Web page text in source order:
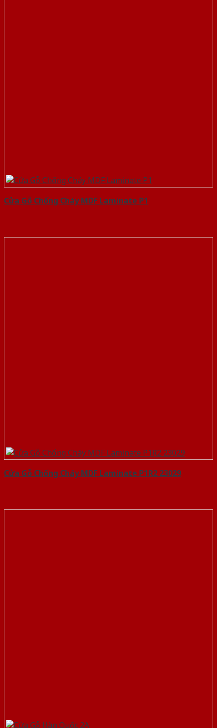
Cửa Gỗ Chống Cháy MDF Laminate P1
Cửa Gỗ Chống Cháy MDF Laminate P1R2 23029